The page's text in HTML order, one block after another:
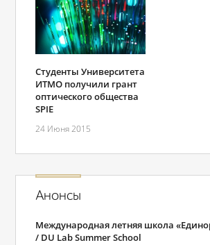
Студенты Университета
ИТМО получили грант
оптического общества
SPIE
24 Июня 2015
Анонсы
Международная летняя школа
/ DU Lab Summer School